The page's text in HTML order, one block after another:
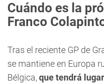
Cuándo es la
Franco
Tras el reciente GP de
se mantiene en Europa
Bélgica,que tendrá